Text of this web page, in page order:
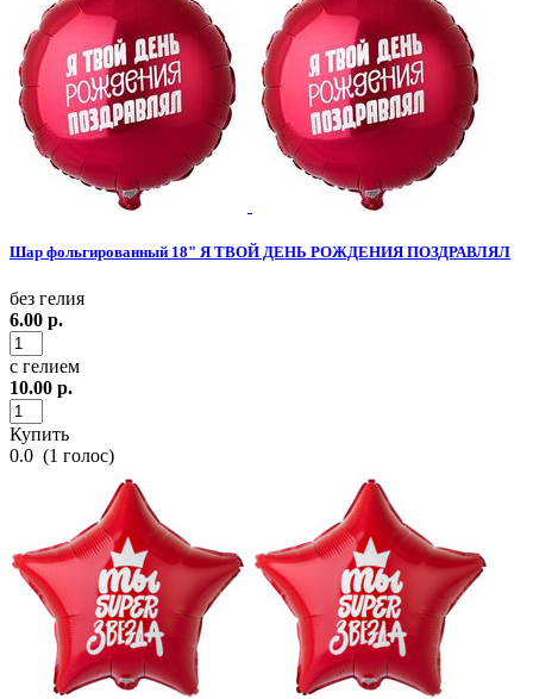
Шар фольгированный 18" Я ТВОЙ ДЕНЬ РОЖДЕНИЯ ПОЗДРАВЛЯЛ
без гелия
6.00 р.
с гелием
10.00 р.
Купить
0.0 (1 голос)